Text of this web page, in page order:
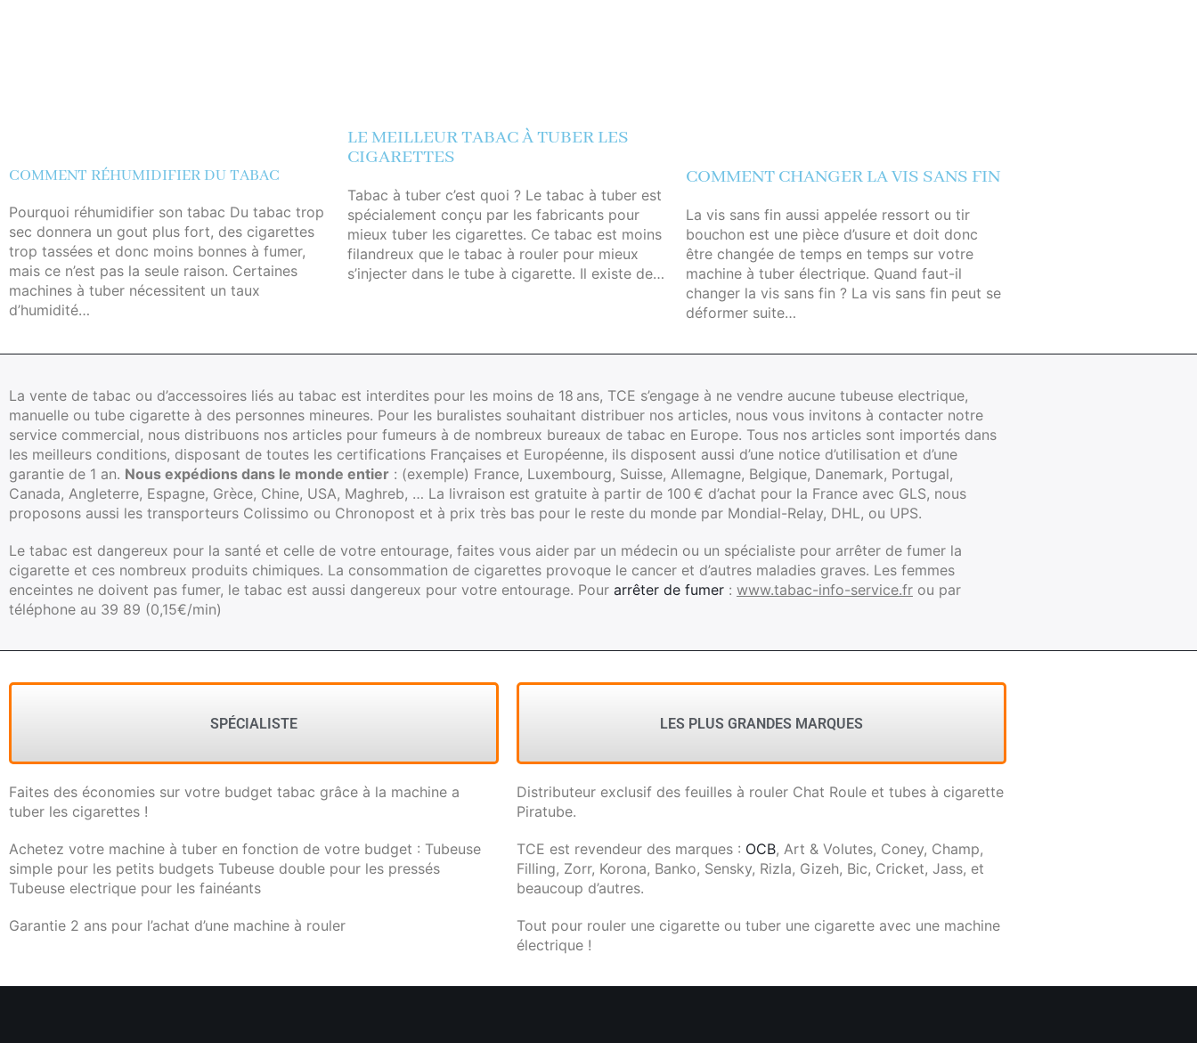
COMMENT RÉHUMIDIFIER DU TABAC
Pourquoi réhumidifier son tabac Du tabac trop
sec donnera un gout plus fort, des cigarettes
trop tassées et donc moins bonnes à fumer,
mais ce n’est pas la seule raison. Certaines
machines à tuber nécessitent un taux
d’humidité…
LE MEILLEUR TABAC À TUBER LES
CIGARETTES
Tabac à tuber c’est quoi ? Le tabac à tuber est
spécialement conçu par les fabricants pour
mieux tuber les cigarettes. Ce tabac est moins
filandreux que le tabac à rouler pour mieux
s’injecter dans le tube à cigarette. Il existe de…
COMMENT CHANGER LA VIS SANS FIN
La vis sans fin aussi appelée ressort ou tir
bouchon est une pièce d’usure et doit donc
être changée de temps en temps sur votre
machine à tuber électrique. Quand faut-il
changer la vis sans fin ? La vis sans fin peut se
déformer suite…
La vente de tabac ou d’accessoires liés au tabac est interdites pour les moins de 18 ans, TCE s’engage à ne vendre aucune tubeuse electrique,
manuelle ou tube cigarette à des personnes mineures. Pour les buralistes souhaitant distribuer nos articles, nous vous invitons à contacter notre
service commercial, nous distribuons nos articles pour fumeurs à de nombreux bureaux de tabac en Europe. Tous nos articles sont importés dans
les meilleurs conditions, disposant de toutes les certifications Françaises et Européenne, ils disposent aussi d’une notice d’utilisation et d’une
garantie de 1 an. Nous expédions dans le monde entier : (exemple) France, Luxembourg, Suisse, Allemagne, Belgique, Danemark, Portugal,
Canada, Angleterre, Espagne, Grèce, Chine, USA, Maghreb, … La livraison est gratuite à partir de 100 € d’achat pour la France avec GLS, nous
proposons aussi les transporteurs Colissimo ou Chronopost et à prix très bas pour le reste du monde par Mondial-Relay, DHL, ou UPS.
Le tabac est dangereux pour la santé et celle de votre entourage, faites vous aider par un médecin ou un spécialiste pour arrêter de fumer la
cigarette et ces nombreux produits chimiques. La consommation de cigarettes provoque le cancer et d’autres maladies graves. Les femmes
enceintes ne doivent pas fumer, le tabac est aussi dangereux pour votre entourage. Pour arrêter de fumer : www.tabac-info-service.fr ou par
téléphone au 39 89 (0,15€/min)
SPÉCIALISTE
Faites des économies sur votre budget tabac grâce à la machine a
tuber les cigarettes !
Achetez votre machine à tuber en fonction de votre budget : Tubeuse
simple pour les petits budgets Tubeuse double pour les pressés
Tubeuse electrique pour les fainéants
Garantie 2 ans pour l’achat d’une machine à rouler
LES PLUS GRANDES MARQUES
Distributeur exclusif des feuilles à rouler Chat Roule et tubes à cigarette
Piratube.
TCE est revendeur des marques : OCB, Art & Volutes, Coney, Champ,
Filling, Zorr, Korona, Banko, Sensky, Rizla, Gizeh, Bic, Cricket, Jass, et
beaucoup d’autres.
Tout pour rouler une cigarette ou tuber une cigarette avec une machine
électrique !